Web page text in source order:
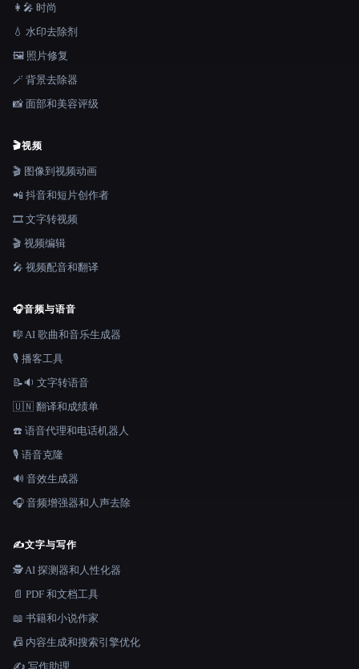
👩‍🎤 时尚
💧 水印去除剂
🖼️ 照片修复
🪄 背景去除器
📸 面部和美容评级
🎬视频
🎬 图像到视频动画
📲 抖音和短片创作者
🎞️ 文字转视频
🎬 视频编辑
🎤 视频配音和翻译
🎧音频与语音
🎼 AI 歌曲和音乐生成器
🎙️ 播客工具
📝🔉 文字转语音
🇺🇳 翻译和成绩单
☎️ 语音代理和电话机器人
🎙️ 语音克隆
🔊 音效生成器
🎧 音频增强器和人声去除
✍️文字与写作
🕵️ AI 探测器和人性化器
📄 PDF 和文档工具
📖 书籍和小说作家
📠 内容生成和搜索引擎优化
✍️ 写作助理